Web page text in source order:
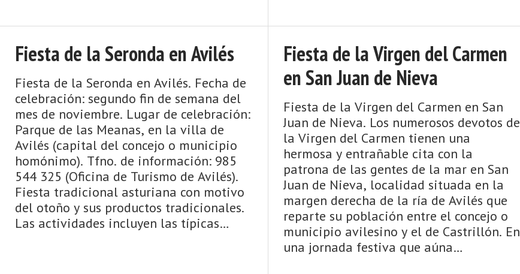
Fiesta de la Seronda en Avilés
Fiesta de la Seronda en Avilés. Fecha de
celebración: segundo fin de semana del
mes de noviembre. Lugar de celebración:
Parque de las Meanas, en la villa de
Avilés (capital del concejo o municipio
homónimo). Tfno. de información: 985
544 325 (Oficina de Turismo de Avilés).
Fiesta tradicional asturiana con motivo
del otoño y sus productos tradicionales.
Las actividades incluyen las típicas
Fiesta de la Virgen del Carmen
en San Juan de Nieva
Fiesta de la Virgen del Carmen en San
Juan de Nieva. Los numerosos devotos de
la Virgen del Carmen tienen una
hermosa y entrañable cita con la
patrona de las gentes de la mar en San
Juan de Nieva, localidad situada en la
margen derecha de la ría de Avilés que
reparte su población entre el concejo o
municipio avilesino y el de Castrillón. En
una jornada festiva que aúna